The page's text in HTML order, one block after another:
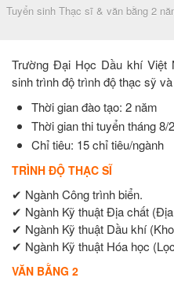
Tuyển sinh Thạc sĩ & văn bằng 2
Trường Đại Học Dầu khí Việt
sinh trình độ trình độ thạc sỹ
Thời gian đào tạo: 2 năm
Thời gian thi tuyển tháng 8/
Chỉ tiêu: 15 chỉ tiêu/ngành
TRÌNH ĐỘ THẠC SĨ
✔ Ngành Công trình biển.
✔ Ngành Kỹ thuật Địa chất
✔ Ngành Kỹ thuật Dầu khí
✔ Ngành Kỹ thuật Hóa học
VĂN BẰNG 2